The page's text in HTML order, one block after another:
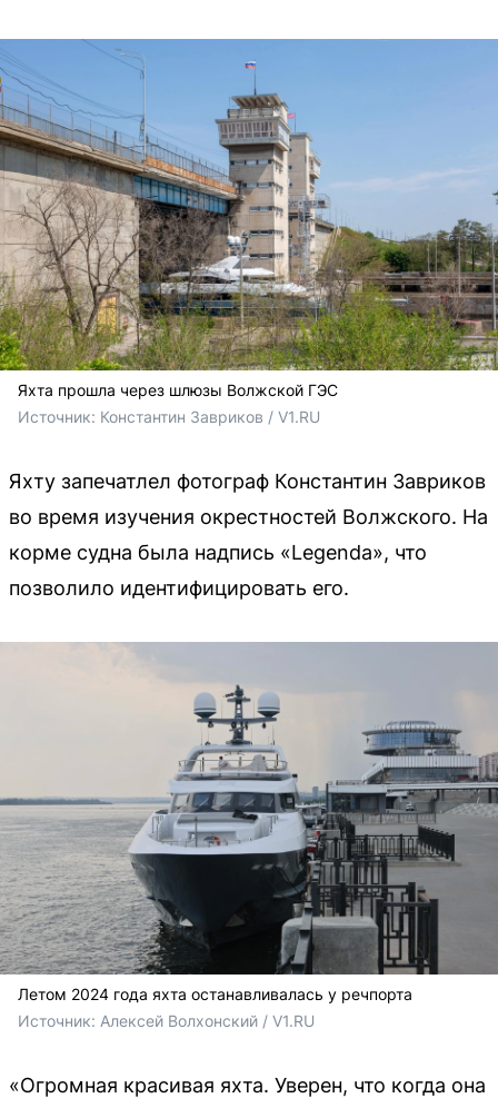
Яхта прошла через шлюзы Волжской ГЭС
Источник: Константин Завриков / V1.RU
Яхту запечатлел фотограф Константин Завриков
во время изучения окрестностей Волжского. На
корме судна была надпись «Legenda», что
позволило идентифицировать его.
Летом 2024 года яхта останавливалась у речпорта
Источник: Алексей Волхонский / V1.RU
«Огромная красивая яхта. Уверен, что когда она